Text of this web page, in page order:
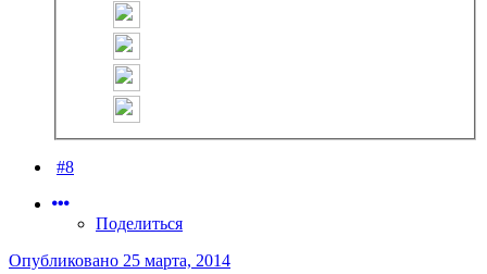
#8
Поделиться
Опубликовано 25 марта, 2014